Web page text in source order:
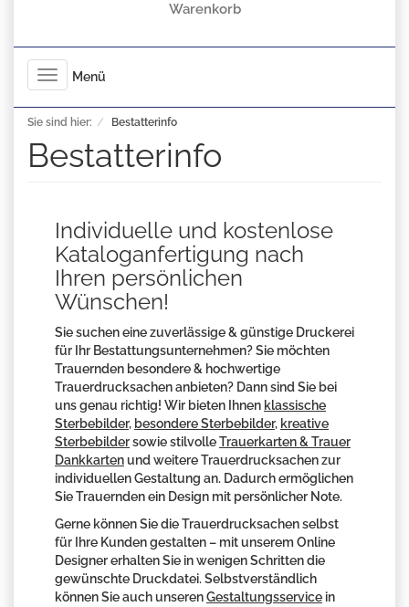
Warenkorb
Toggle
navigation
Menü
Sie sind hier: Bestatterinfo
Bestatterinfo
Individuelle und kostenlose
Kataloganfertigung nach
Ihren persönlichen
Wünschen!
Sie suchen eine zuverlässige & günstige Druckerei
für Ihr Bestattungsunternehmen? Sie möchten
Trauernden besondere & hochwertige
Trauerdrucksachen anbieten? Dann sind Sie bei
uns genau richtig! Wir bieten Ihnen klassische
Sterbebilder, besondere Sterbebilder, kreative
Sterbebildersowie stilvolleTrauerkarten & Trauer
Dankkartenund weitere Trauerdrucksachen zur
individuellen Gestaltung an. Dadurch ermöglichen
Sie Trauernden ein Design mit persönlicher Note.
Gerne können Sie die Trauerdrucksachen selbst
für Ihre Kunden gestalten – mit unserem Online
Designer erhalten Sie in wenigen Schritten die
gewünschte Druckdatei. Selbstverständlich
können Sie auch unserenGestaltungsservice in